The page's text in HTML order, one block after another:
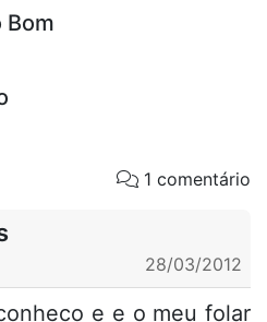
Bom
1 comentário
28/03/2012
e e o meu folar